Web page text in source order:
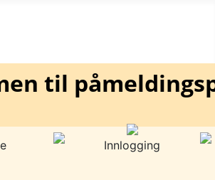
til
Innlogging